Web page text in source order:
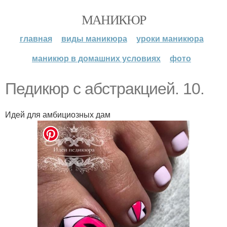
МАНИКЮР
главная виды маникюра
уроки маникюра
маникюр в домашних условиях
фото
Педикюр с абстракцией. 10.
Идей для амбициозных дам